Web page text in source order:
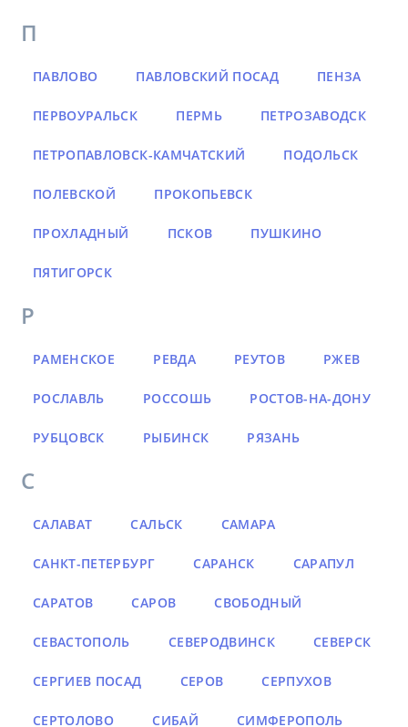
П
ПАВЛОВО ПАВЛОВСКИЙ ПОСАД ПЕНЗА
ПЕРВОУРАЛЬСК ПЕРМЬ ПЕТРОЗАВОДСК
ПЕТРОПАВЛОВСК-КАМЧАТСКИЙ ПОДОЛЬСК
ПОЛЕВСКОЙ ПРОКОПЬЕВСК
ПРОХЛАДНЫЙ ПСКОВ ПУШКИНО
ПЯТИГОРСК
Р
РАМЕНСКОЕ РЕВДА РЕУТОВ РЖЕВ
РОСЛАВЛЬ РОССОШЬ РОСТОВ-НА-ДОНУ
РУБЦОВСК РЫБИНСК РЯЗАНЬ
С
САЛАВАТ САЛЬСК САМАРА
САНКТ-ПЕТЕРБУРГ САРАНСК САРАПУЛ
САРАТОВ САРОВ СВОБОДНЫЙ
СЕВАСТОПОЛЬ СЕВЕРОДВИНСК СЕВЕРСК
СЕРГИЕВ ПОСАД СЕРОВ СЕРПУХОВ
СЕРТОЛОВО СИБАЙ СИМФЕРОПОЛЬ